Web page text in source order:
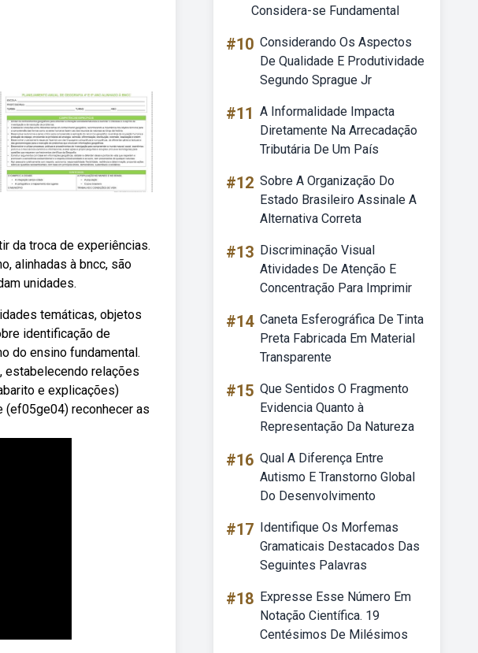
da troca de experiências.
alinhadas à bncc, são
unidades.
temáticas, objetos
identificação de
do ensino fundamental.
estabelecendo relações
e explicações)
(ef05ge04) reconhecer as
Considera-se Fundamental
#10 Considerando Os Aspectos
De Qualidade E Produtividade
Segundo Sprague Jr
#11 A Informalidade Impacta
Diretamente Na Arrecadação
Tributária De Um País
#12 Sobre A Organização Do
Estado Brasileiro Assinale A
Alternativa Correta
#13 Discriminação Visual
Atividades De Atenção E
Concentração Para Imprimir
#14 Caneta Esferográfica De Tinta
Preta Fabricada Em Material
Transparente
#15 Que Sentidos O Fragmento
Evidencia Quanto à
Representação Da Natureza
#16 Qual A Diferença Entre
Autismo E Transtorno Global
Do Desenvolvimento
#17 Identifique Os Morfemas
Gramaticais Destacados Das
Seguintes Palavras
#18 Expresse Esse Número Em
Notação Científica. 19
Centésimos De Milésimos